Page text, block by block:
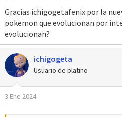
s
:
Gracias ichigogetafenix por la
pokemon que evolucionan por
evolucionan?
ichigogeta
Usuario de platino
3 Ene 2024